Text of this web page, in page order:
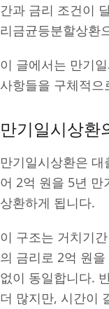
간과 금리 조건이
리금균등분할상환
이 글에서는 만기
사항들을 구체적
만기일시상환
만기일시상환은
어 2억 원을 5년 만
상환하게 됩니다.
이 구조는 거치기
의 금리로 2억 원
없이 동일합니다.
더 많지만, 시간이